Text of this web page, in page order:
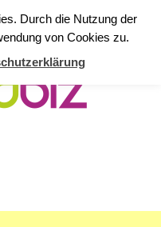
Durch die Nutzung der
von Cookies zu.